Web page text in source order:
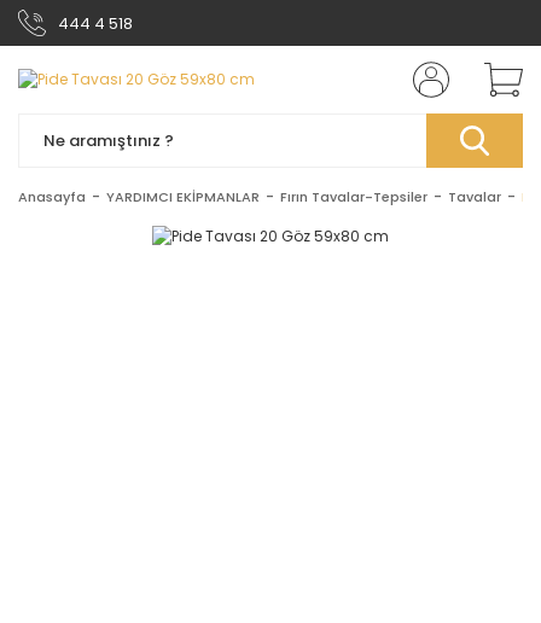
444 4 518
Anasayfa YARDIMCI EKİPMANLAR Fırın Tavalar-Tepsiler Tavalar